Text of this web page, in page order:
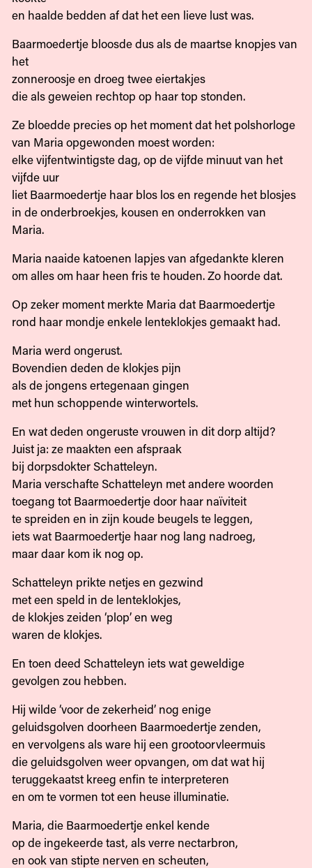
en haalde bedden af dat het een lieve lust was.
Baarmoedertje bloosde dus als de maartse knopjes van
het
zonneroosje en droeg twee eiertakjes
die als geweien rechtop op haar top stonden.
Ze bloedde precies op het moment dat het polshorloge
van Maria opgewonden moest worden:
elke vijfentwintigste dag, op de vijfde minuut van het
vijfde uur
liet Baarmoedertje haar blos los en regende het blosjes
in de onderbroekjes, kousen en onderrokken van
Maria.
Maria naaide katoenen lapjes van afgedankte kleren
om alles om haar heen fris te houden. Zo hoorde dat.
Op zeker moment merkte Maria dat Baarmoedertje
rond haar mondje enkele lenteklokjes gemaakt had.
Maria werd ongerust.
Bovendien deden de klokjes pijn
als de jongens ertegenaan gingen
met hun schoppende winterwortels.
En wat deden ongeruste vrouwen in dit dorp altijd?
Juist ja: ze maakten een afspraak
bij dorpsdokter Schatteleyn.
Maria verschafte Schatteleyn met andere woorden
toegang tot Baarmoedertje door haar naïviteit
te spreiden en in zijn koude beugels te leggen,
iets wat Baarmoedertje haar nog lang nadroeg,
maar daar kom ik nog op.
Schatteleyn prikte netjes en gezwind
met een speld in de lenteklokjes,
de klokjes zeiden ‘plop’ en weg
waren de klokjes.
En toen deed Schatteleyn iets wat geweldige
gevolgen zou hebben.
Hij wilde ‘voor de zekerheid’ nog enige
geluidsgolven doorheen Baarmoedertje zenden,
en vervolgens als ware hij een grootoorvleermuis
die geluidsgolven weer opvangen, om dat wat hij
teruggekaatst kreeg enfin te interpreteren
en om te vormen tot een heuse illuminatie.
Maria, die Baarmoedertje enkel kende
op de ingekeerde tast, als verre nectarbron,
en ook van stipte nerven en scheuten,